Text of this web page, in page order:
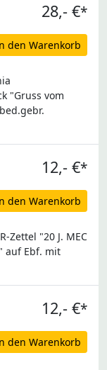
28,- €*
den Warenkorb
"Gruss vom
12,- €*
den Warenkorb
Zettel "20 J. MEC
auf Ebf. mit
12,- €*
den Warenkorb